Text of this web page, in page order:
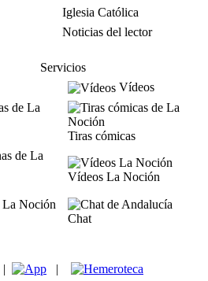
Iglesia Católica
Noticias del lector
Servicios
Vídeos
Tiras cómicas
Vídeos La Noción
Chat
| |